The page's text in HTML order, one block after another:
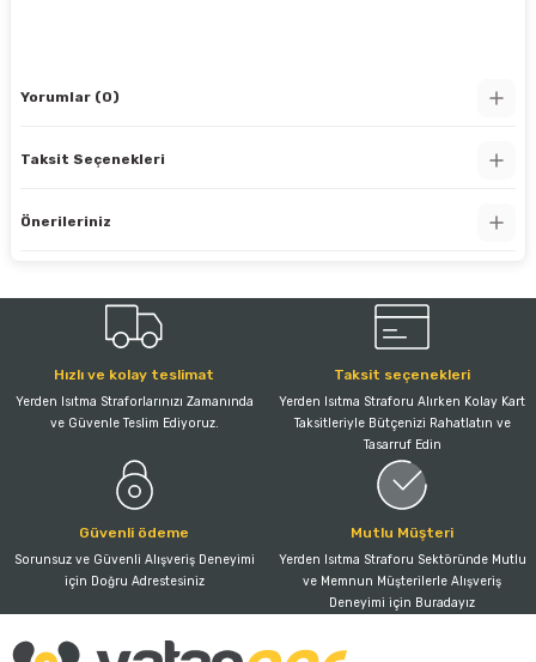
Yorumlar (0)
Taksit Seçenekleri
Önerileriniz
Hızlı ve kolay teslimat
Yerden Isıtma Straforlarınızı Zamanında
ve Güvenle Teslim Ediyoruz.
Taksit seçenekleri
Yerden Isıtma Straforu Alırken Kolay Kart
Taksitleriyle Bütçenizi Rahatlatın ve
Tasarruf Edin
Güvenli ödeme
Sorunsuz ve Güvenli Alışveriş Deneyimi
için Doğru Adrestesiniz
Mutlu Müşteri
Yerden Isıtma Straforu Sektöründe Mutlu
ve Memnun Müşterilerle Alışveriş
Deneyimi için Buradayız